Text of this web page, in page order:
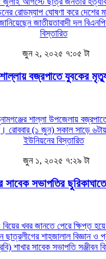
রোডম্যাপ ঘোষণা করে দেশের
জাতীয়তাবাদী দল
বিস্তারিত
জুন ২, ২০২৫ ৭:০৫ টা
শাল্লায় বজ্রপাতে যুবকের
শাল্লা উপজেলায়
রোববার (১ জুন) সকাল সাড়ে
ইউনিয়নেরবিস্তারিত
জুন ১, ২০২৫ ৭:২৯ টা
সাবেক সভাপতির
বিয়ের খবর জানতে পেরে ক্ষিপ্ত
ছাত্রলীগের শাহজালাল বিজ্ঞান ও
শাখার সাবেক সভাপতি সঞ্জীবন